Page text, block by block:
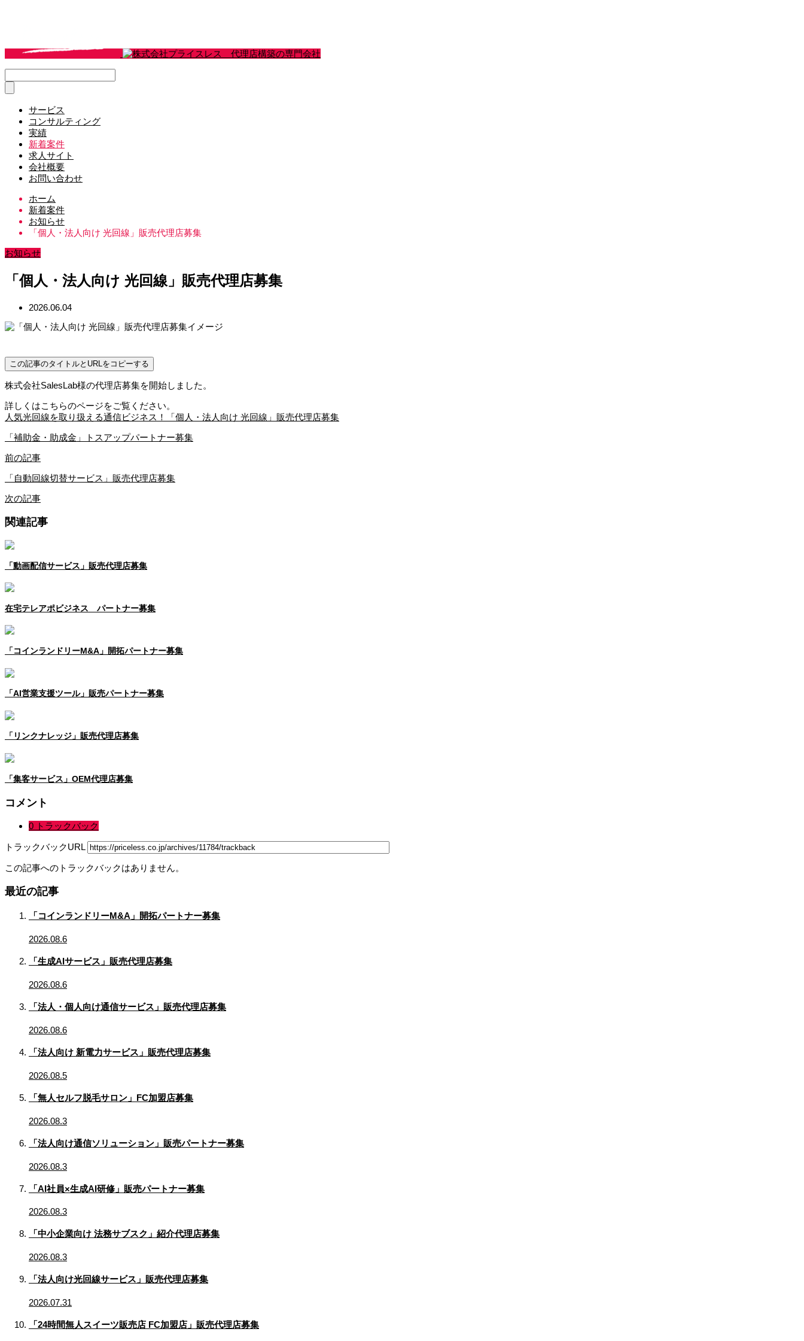
サービス
コンサルティング
実績
新着案件
求人サイト
会社概要
お問い合わせ
ホーム
新着案件
お知らせ
「個人・法人向け 光回線」販売代理店募集
お知らせ
「個人・法人向け 光回線」販売代理店募集
2026.06.04
この記事のタイトルとURLをコピーする
株式会社SalesLab様の代理店募集を開始しました。
詳しくはこちらのページをご覧ください。
人気光回線を取り扱える通信ビジネス！「個人・法人向け 光回線」販売代理店募集
「補助金・助成金」トスアップパートナー募集
前の記事
「自動回線切替サービス」販売代理店募集
次の記事
関連記事
「動画配信サービス」販売代理店募集
在宅テレアポビジネス パートナー募集
「コインランドリーM&A」開拓パートナー募集
「AI営業支援ツール」販売パートナー募集
「リンクナレッジ」販売代理店募集
「集客サービス」OEM代理店募集
コメント
0 トラックバック
トラックバックURL
この記事へのトラックバックはありません。
最近の記事
「コインランドリーM&A」開拓パートナー募集
2026.08.6
「生成AIサービス」販売代理店募集
2026.08.6
「法人・個人向け通信サービス」販売代理店募集
2026.08.6
「法人向け 新電力サービス」販売代理店募集
2026.08.5
「無人セルフ脱毛サロン」FC加盟店募集
2026.08.3
「法人向け通信ソリューション」販売パートナー募集
2026.08.3
「AI社員×生成AI研修」販売パートナー募集
2026.08.3
「中小企業向け 法務サブスク」紹介代理店募集
2026.08.3
「法人向け光回線サービス」販売代理店募集
2026.07.31
「24時間無人スイーツ販売店 FC加盟店」販売代理店募集